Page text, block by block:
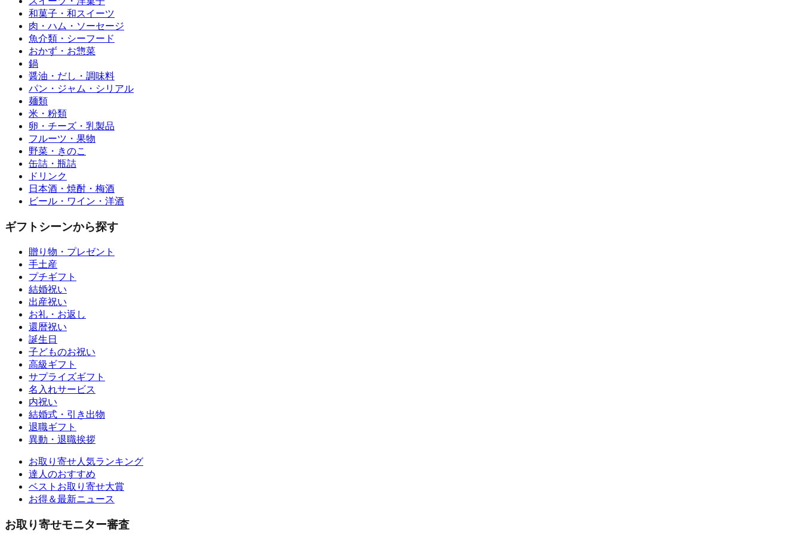
和菓子・和スイーツ
肉・ハム・ソーセージ
魚介類・シーフード
おかず・お惣菜
鍋
醤油・だし・調味料
パン・ジャム・シリアル
麺類
米・粉類
卵・チーズ・乳製品
フルーツ・果物
野菜・きのこ
缶詰・瓶詰
ドリンク
日本酒・焼酎・梅酒
ビール・ワイン・洋酒
ギフトシーンから探す
贈り物・プレゼント
手土産
プチギフト
結婚祝い
出産祝い
お礼・お返し
還暦祝い
誕生日
子どものお祝い
高級ギフト
サプライズギフト
名入れサービス
内祝い
結婚式・引き出物
退職ギフト
異動・退職挨拶
お取り寄せ人気ランキング
達人のおすすめ
ベストお取り寄せ大賞
お得＆最新ニュース
お取り寄せモニター審査